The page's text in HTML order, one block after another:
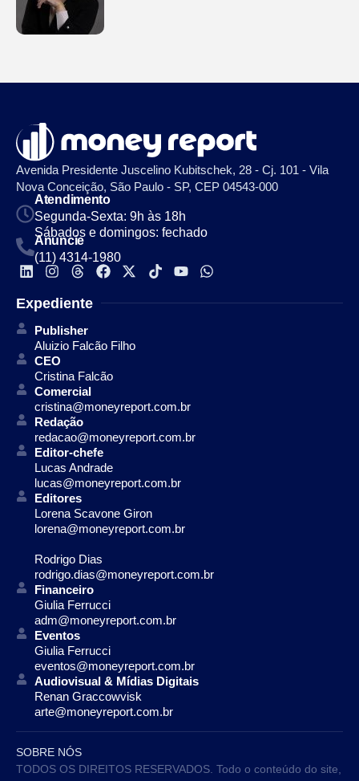
Avenida Presidente Juscelino Kubitschek, 28 - Cj. 101 - Vila
Nova Conceição, São Paulo - SP, CEP 04543-000
Atendimento
Segunda-Sexta: 9h às 18h
Sábados e domingos: fechado
Anuncie
(11) 4314-1980
Expediente
Publisher
Aluizio Falcão Filho
CEO
Cristina Falcão
Comercial
cristina@moneyreport.com.br
Redação
redacao@moneyreport.com.br
Editor-chefe
Lucas Andrade
lucas@moneyreport.com.br
Editores
Lorena Scavone Giron
lorena@moneyreport.com.br
Rodrigo Dias
rodrigo.dias@moneyreport.com.br
Financeiro
Giulia Ferrucci
adm@moneyreport.com.br
Eventos
Giulia Ferrucci
eventos@moneyreport.com.br
Audiovisual & Mídias Digitais
Renan Graccowvisk
arte@moneyreport.com.br
SOBRE NÓS
TODOS OS DIREITOS RESERVADOS. Todo o conteúdo do site,